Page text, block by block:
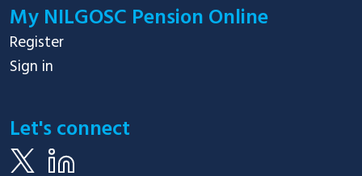
My NILGOSC Pension Online
Register
Sign in
Let's connect